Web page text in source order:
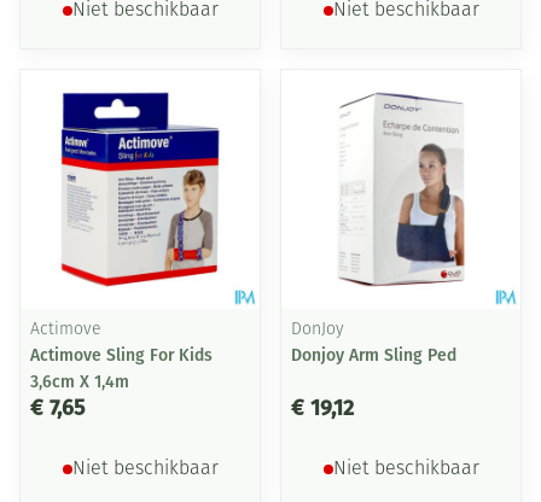
Niet beschikbaar Niet beschikbaar
Actimove
Actimove Sling For Kids
3,6cm X 1,4m
€ 7,65
Niet beschikbaar
DonJoy
Donjoy Arm Sling Ped
€ 19,12
Niet beschikbaar